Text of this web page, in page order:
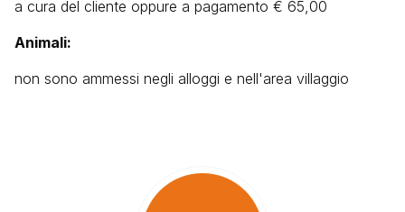
a cura del cliente oppure a pagamento € 65,00
Animali:
non sono ammessi negli alloggi e nell'area villaggio